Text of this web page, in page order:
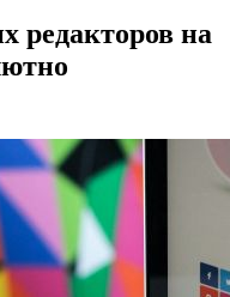
редакторов на